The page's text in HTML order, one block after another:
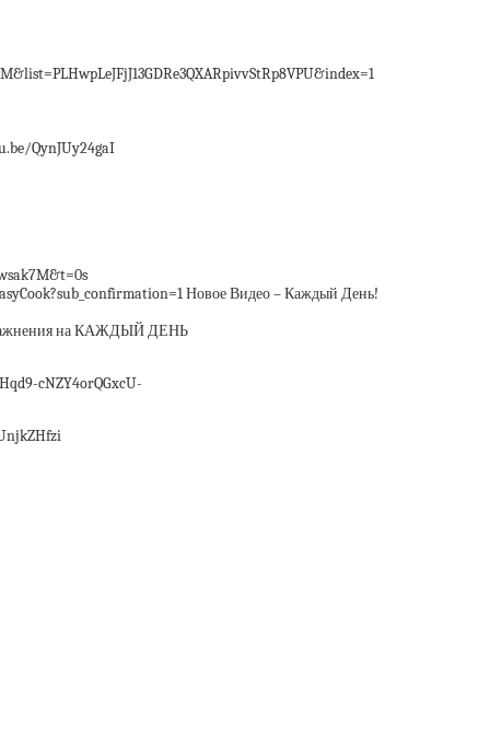
QynJUy24gaI
Новое Видео – Каждый День!
на КАЖДЫЙ ДЕНЬ
cNZY4orQGxcU-